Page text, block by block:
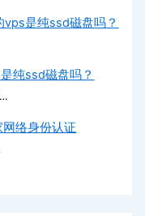
是纯ssd磁盘吗？
纯ssd磁盘吗？
络身份认证